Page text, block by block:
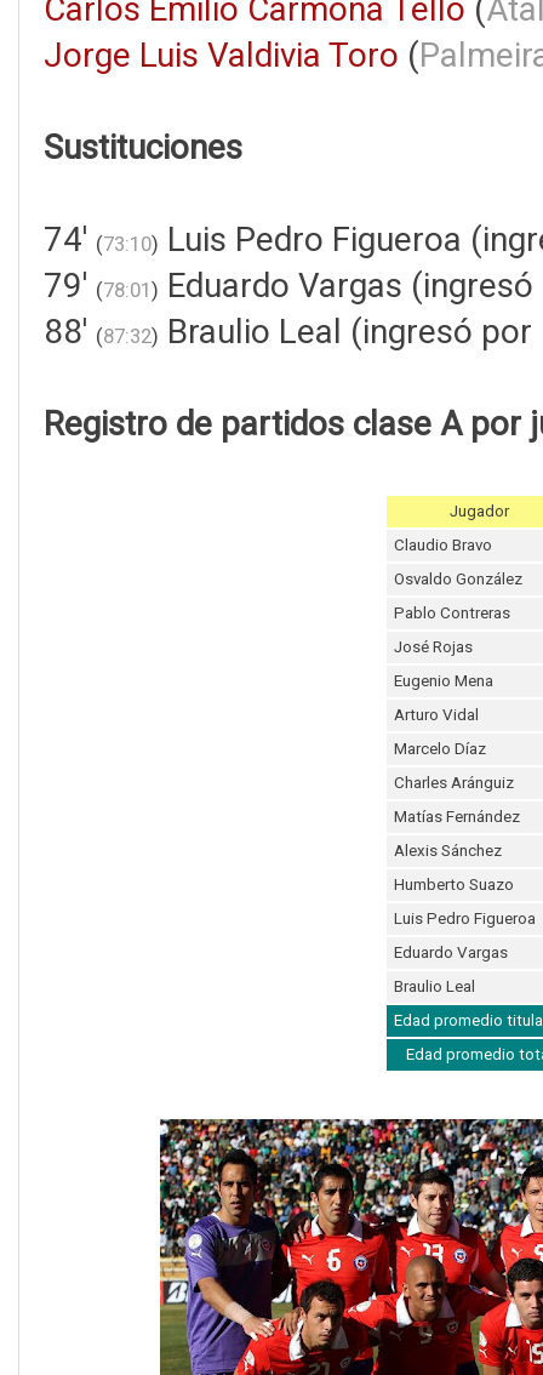
Carlos Emilio Carmona Tello (
Jorge Luis Valdivia Toro (
Sustituciones
74' (73:10) Luis Pedro Figueroa
79' (78:01) Eduardo Vargas
88' (87:32) Braulio Leal (ingresó
Registro de partidos clase A por
Jugador
Claudio Bravo
Osvaldo González
Pablo Contreras
José Rojas
Eugenio Mena
Arturo Vidal
Marcelo Díaz
Charles Aránguiz
Matías Fernández
Alexis Sánchez
Humberto Suazo
Luis Pedro Figueroa
Eduardo Vargas
Braulio Leal
Edad promedio
Edad promedio